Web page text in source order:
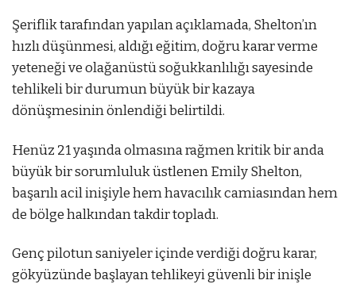
Şeriflik tarafından yapılan açıklamada, Shelton’ın
hızlı düşünmesi, aldığı eğitim, doğru karar verme
yeteneği ve olağanüstü soğukkanlılığı sayesinde
tehlikeli bir durumun büyük bir kazaya
dönüşmesinin önlendiği belirtildi.
Henüz 21 yaşında olmasına rağmen kritik bir anda
büyük bir sorumluluk üstlenen Emily Shelton,
başarılı acil inişiyle hem havacılık camiasından hem
de bölge halkından takdir topladı.
Genç pilotun saniyeler içinde verdiği doğru karar,
gökyüzünde başlayan tehlikeyi güvenli bir inişle